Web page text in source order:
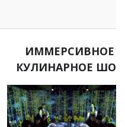
ИММЕРСИВНОЕ
КУЛИНАРНОЕ ШОУ